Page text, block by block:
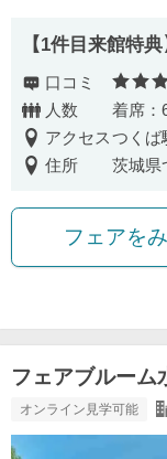
【1件目来館特
口コミ
人数
着席：
アクセスつくば
住所
茨城県
フェアを
フェアブルーム
オンライン見学可能